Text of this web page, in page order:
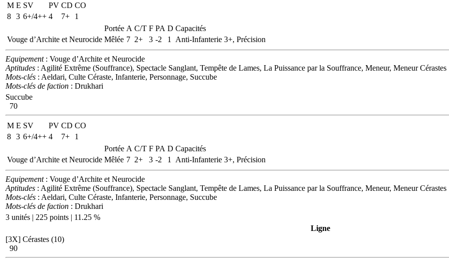
M E SV PV CD CO
8 3 6+/4++ 4 7+
1
Portée A C/T F PA D Capacités
Vouge d’Archite et Neurocide Mêlée 7 2+ 3 -2 1 Anti-Infanterie 3+, Précision
Equipement: Vouge d’Archite et Neurocide
Aptitudes : Agilité Extrême (Souffrance), Spectacle Sanglant, Tempête de Lames, La Puissance par la Souffrance, Meneur, Meneur Cérastes
Mots-clés : Aeldari, Culte Céraste, Infanterie, Personnage, Succube
Mots-clés de faction : Drukhari
Succube
70
M E SV PV CD CO
8 3 6+/4++ 4 7+
1
Portée A C/T F PA D Capacités
Vouge d’Archite et Neurocide Mêlée 7 2+ 3 -2 1 Anti-Infanterie 3+, Précision
Equipement: Vouge d’Archite et Neurocide
Aptitudes : Agilité Extrême (Souffrance), Spectacle Sanglant, Tempête de Lames, La Puissance par la Souffrance, Meneur, Meneur Cérastes
Mots-clés : Aeldari, Culte Céraste, Infanterie, Personnage, Succube
Mots-clés de faction : Drukhari
3 unités | 225 points | 11.25 %
Ligne
[3X] Cérastes (10)
90